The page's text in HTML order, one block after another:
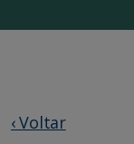
‹ Voltar